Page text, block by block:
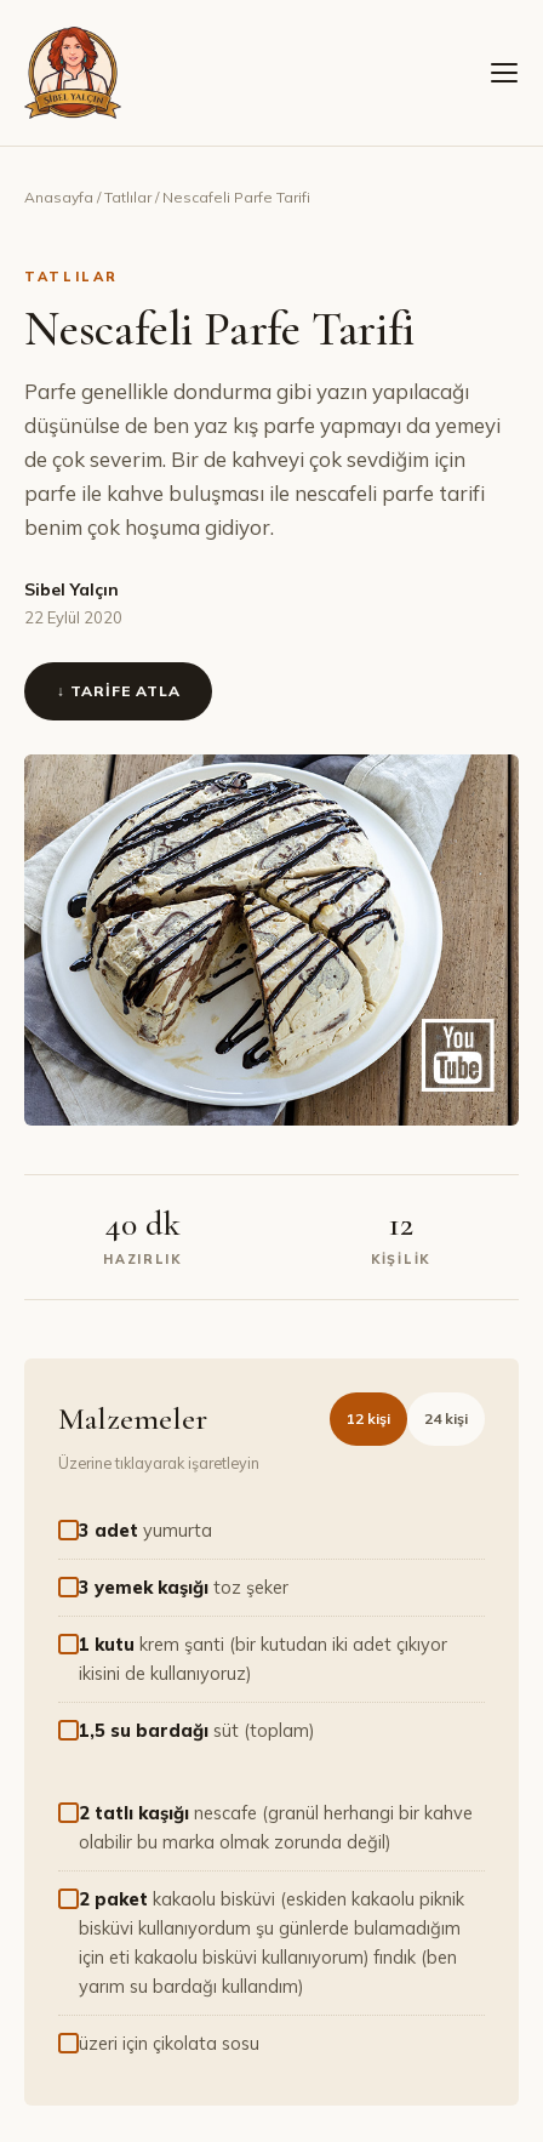
Anasayfa /Tatlılar/ Nescafeli Parfe Tarifi
TATLILAR
Nescafeli Parfe Tarifi
Parfe genellikle dondurma gibi yazın yapılacağı
düşünülse de ben yaz kış parfe yapmayı da yemeyi
de çok severim. Bir de kahveyi çok sevdiğim için
parfe ile kahve buluşması ile nescafeli parfe tarifi
benim çok hoşuma gidiyor.
Sibel Yalçın
22 Eylül 2020
↓ TARIFE ATLA
40 dk
HAZIRLIK
12
KIŞILIK
Malzemeler 12 kişi 24kişi
Üzerine tıklayarak işaretleyin
3 adet yumurta
3 yemek kaşığı toz şeker
1 kutu krem şanti (bir kutudan iki adet çıkıyor
ikisini de kullanıyoruz)
1,5 su bardağı süt (toplam)
2 tatlı kaşığı nescafe (granül herhangi bir kahve
olabilir bu marka olmak zorunda değil)
2 paket kakaolu bisküvi (eskiden kakaolu piknik
bisküvi kullanıyordum şu günlerde bulamadığım
için eti kakaolu bisküvi kullanıyorum) fındık (ben
yarım su bardağı kullandım)
üzeri için çikolata sosu